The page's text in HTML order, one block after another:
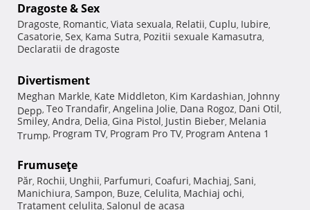
Dragoste & Sex
Dragoste, Romantic, Viata sexuala, Relatii, Cuplu, Iubire,
Casatorie, Sex, Kama Sutra, Pozitii sexuale Kamasutra,
Declaratii de dragoste
Divertisment
Meghan Markle, Kate Middleton, Kim Kardashian, Johnny
Depp, Teo Trandafir, Angelina Jolie, Dana Rogoz, Dani Otil,
Smiley, Andra, Delia, Gina Pistol, Justin Bieber, Melania
Trump, Program TV, Program Pro TV, Program Antena 1
Frumuseţe
Păr, Rochii, Unghii, Parfumuri, Coafuri, Machiaj, Sani,
Manichiura, Sampon, Buze, Celulita, Machiaj ochi,
Tratament celulita, Salonul de acasa